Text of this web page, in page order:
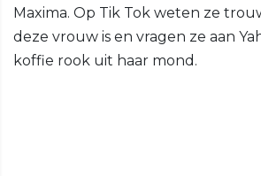
Maxima. Op Tik Tok weten ze
deze vrouw is en vragen ze aan
koffie rook uit haar mond.